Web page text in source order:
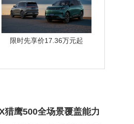
限时先享价17.36万元起
猎鹰500全场景覆盖能力